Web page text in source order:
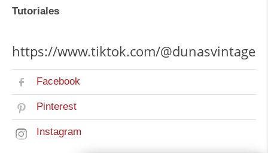
Tutoriales
https://www.tiktok.com/@dunasvintage
Facebook
Pinterest
Instagram